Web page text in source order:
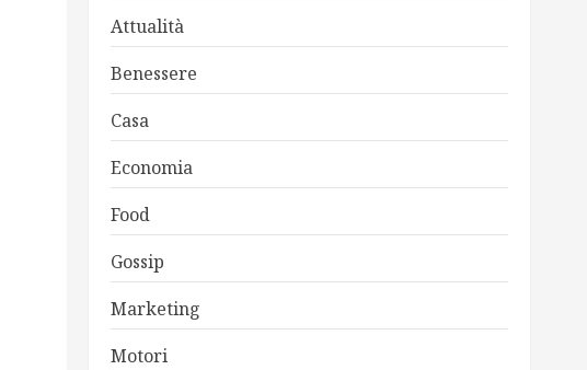
Attualità
Benessere
Casa
Economia
Food
Gossip
Marketing
Motori